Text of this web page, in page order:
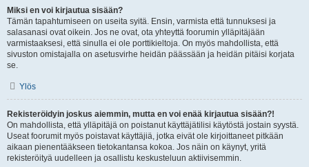
Miksi en voi kirjautua sisään?
Tämän tapahtumiseen on useita syitä. Ensin, varmista että tunnuksesi ja
salasanasi ovat oikein. Jos ne ovat, ota yhteyttä foorumin ylläpitäjään
varmistaaksesi, että sinulla ei ole porttikieltoja. On myös mahdollista, että
sivuston omistajalla on asetusvirhe heidän päässään ja heidän pitäisi korjata
se.
Ylös
Rekisteröidyin joskus aiemmin, mutta en voi enää kirjautua sisään?!
On mahdollista, että ylläpitäjä on poistanut käyttäjätilisi käytöstä jostain syystä.
Useat foorumit myös poistavat käyttäjiä, jotka eivät ole kirjoittaneet pitkään
aikaan pienentääkseen tietokantansa kokoa. Jos näin on käynyt, yritä
rekisteröityä uudelleen ja osallistu keskusteluun aktiivisemmin.